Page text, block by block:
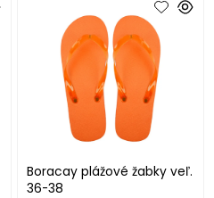
Boracay plážové žabky veľ.
36-38